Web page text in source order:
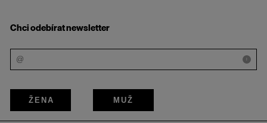
Chci odebírat newsletter
i
ŽENA MUŽ